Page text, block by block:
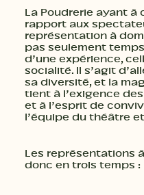
La Poudrerie ayant
rapport aux
représentation à
pas seulement
d’une expérience,
socialité. Il s’agit
sa diversité, et la
tient à l’exigence
et à l’esprit de
l’équipe du théâtre
Les représentations
donc en trois temps :